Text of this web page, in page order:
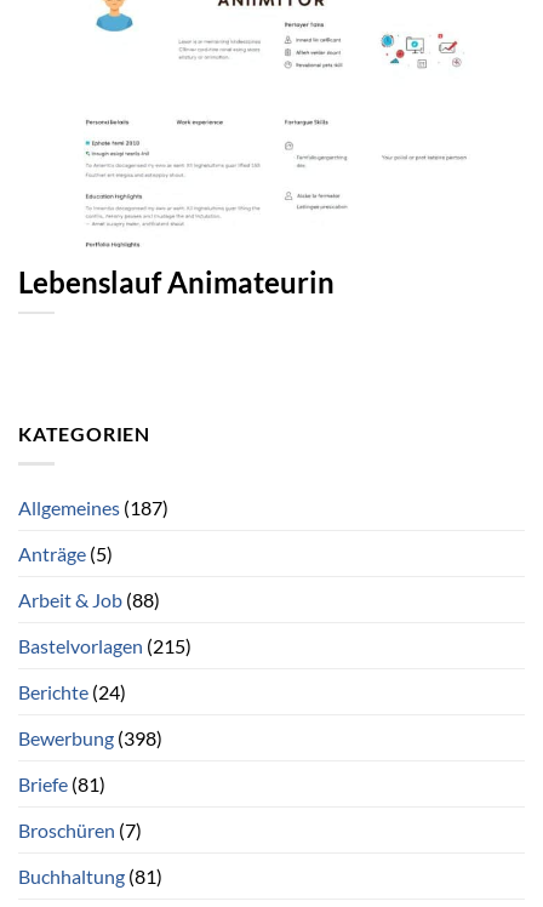
Lebenslauf Animateurin
KATEGORIEN
Allgemeines (187)
Anträge (5)
Arbeit & Job (88)
Bastelvorlagen (215)
Berichte (24)
Bewerbung (398)
Briefe (81)
Broschüren (7)
Buchhaltung (81)